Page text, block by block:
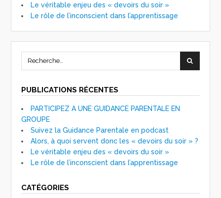
Le véritable enjeu des « devoirs du soir »
Le rôle de l’inconscient dans l’apprentissage
PUBLICATIONS RÉCENTES
PARTICIPEZ A UNE GUIDANCE PARENTALE EN
GROUPE
Suivez la Guidance Parentale en podcast
Alors, à quoi servent donc les « devoirs du soir » ?
Le véritable enjeu des « devoirs du soir »
Le rôle de l’inconscient dans l’apprentissage
CATÉGORIES